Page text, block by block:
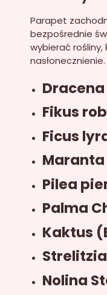
Parapet
bezpośrednie
wybierać
Dracena
Fikus
Ficus
Maranta
Pilea
Palma
Kaktus
Nolina